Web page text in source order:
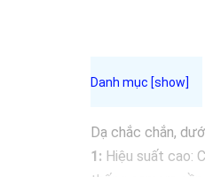
Dạ chắc chắn,
1: Hiệu suất cao: